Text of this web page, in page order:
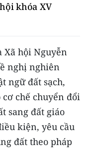
khóa XV
Xã hội Nguyễn
nghị nghiên
ngữ đất sạch,
chế chuyển đổi
sang đất giáo
kiện, yêu cầu
đất theo pháp